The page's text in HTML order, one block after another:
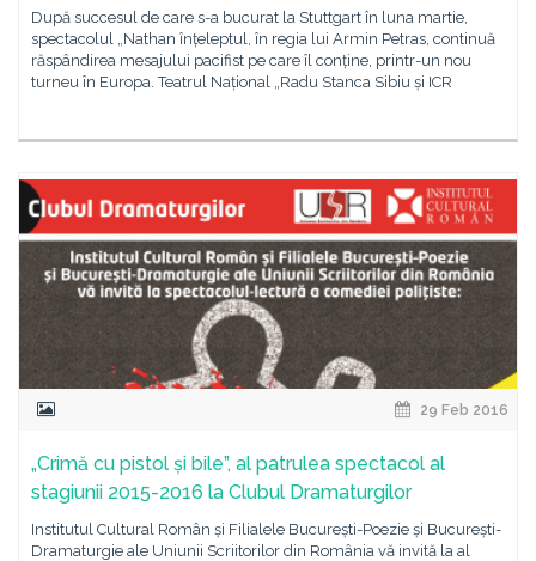
După succesul de care s-a bucurat la Stuttgart în luna martie,
spectacolul „Nathan înțeleptul, în regia lui Armin Petras, continuă
răspândirea mesajului pacifist pe care îl conține, printr-un nou
turneu în Europa. Teatrul Național „Radu Stanca Sibiu și ICR
29 Feb 2016
„Crimă cu pistol și bile”, al patrulea spectacol al
stagiunii 2015-2016 la Clubul Dramaturgilor
Institutul Cultural Român și Filialele București-Poezie și București-
Dramaturgie ale Uniunii Scriitorilor din România vă invită la al